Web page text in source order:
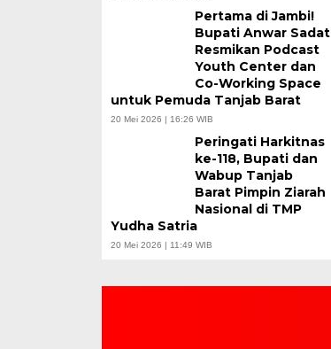
Pertama di Jambi!
Bupati Anwar Sadat
Resmikan Podcast
Youth Center dan
Co-Working Space
untuk Pemuda Tanjab Barat
20 Mei 2026 | 16:26 WIB
Peringati Harkitnas
ke-118, Bupati dan
Wabup Tanjab
Barat Pimpin Ziarah
Nasional di TMP
Yudha Satria
20 Mei 2026 | 11:49 WIB